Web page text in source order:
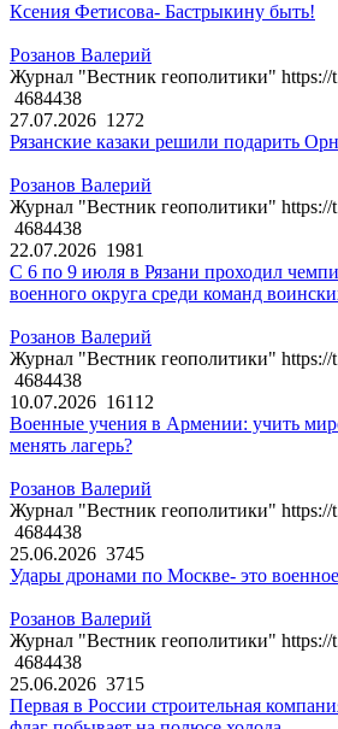
Ксения Фетисова- Бастрыкину быть!
Розанов Валерий
Журнал "Вестник геополитики" https://
4684438
27.07.2026 1272
Рязанские казаки решили подарить
Розанов Валерий
Журнал "Вестник геополитики" https://
4684438
22.07.2026 1981
С 6 по 9 июля в Рязани проходил
военного округа среди команд
Розанов Валерий
Журнал "Вестник геополитики" https://
4684438
10.07.2026 16112
Военные учения в Армении: учить
менять лагерь?
Розанов Валерий
Журнал "Вестник геополитики" https://
4684438
25.06.2026 3745
Удары дронами по Москве- это
Розанов Валерий
Журнал "Вестник геополитики" https://
4684438
25.06.2026 3715
Первая в России строительная